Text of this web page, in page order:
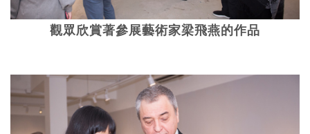
觀眾欣賞著參展藝術家梁飛燕的作品